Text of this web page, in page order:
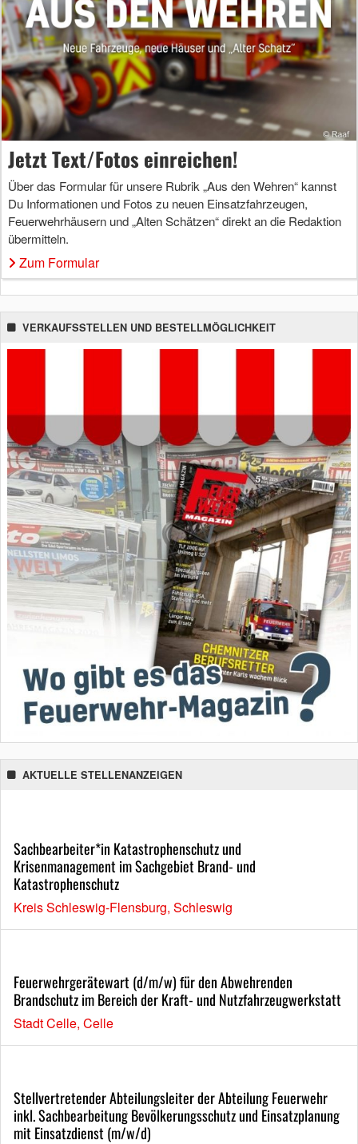
Jetzt Text/Fotos einreichen!
Über das Formular für unsere Rubrik „Aus den Wehren“ kannst
Du Informationen und Fotos zu neuen Einsatzfahrzeugen,
Feuerwehrhäusern und „Alten Schätzen“ direkt an die Redaktion
übermitteln.
Zum Formular
VERKAUFSSTELLEN UND BESTELLMÖGLICHKEIT
AKTUELLE STELLENANZEIGEN
Sachbearbeiter*in Katastrophenschutz und
Krisenmanagement im Sachgebiet Brand- und
Katastrophenschutz
Kreis Schleswig-Flensburg, Schleswig
Feuerwehrgerätewart (d/m/w) für den Abwehrenden
Brandschutz im Bereich der Kraft- und Nutzfahrzeugwerkstatt
Stadt Celle, Celle
Stellvertretender Abteilungsleiter der Abteilung Feuerwehr
inkl. Sachbearbeitung Bevölkerungsschutz und Einsatzplanung
mit Einsatzdienst (m/w/d)